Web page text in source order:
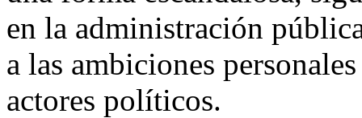
en la administración
a las ambiciones
actores políticos.